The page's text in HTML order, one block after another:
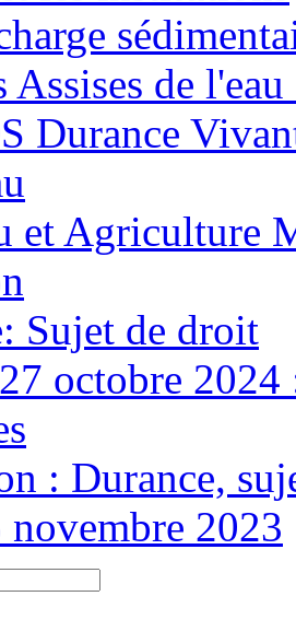
Assises de
Durance
et Agriculture
Sujet de droit
octobre 2024
: Durance,
novembre 2023